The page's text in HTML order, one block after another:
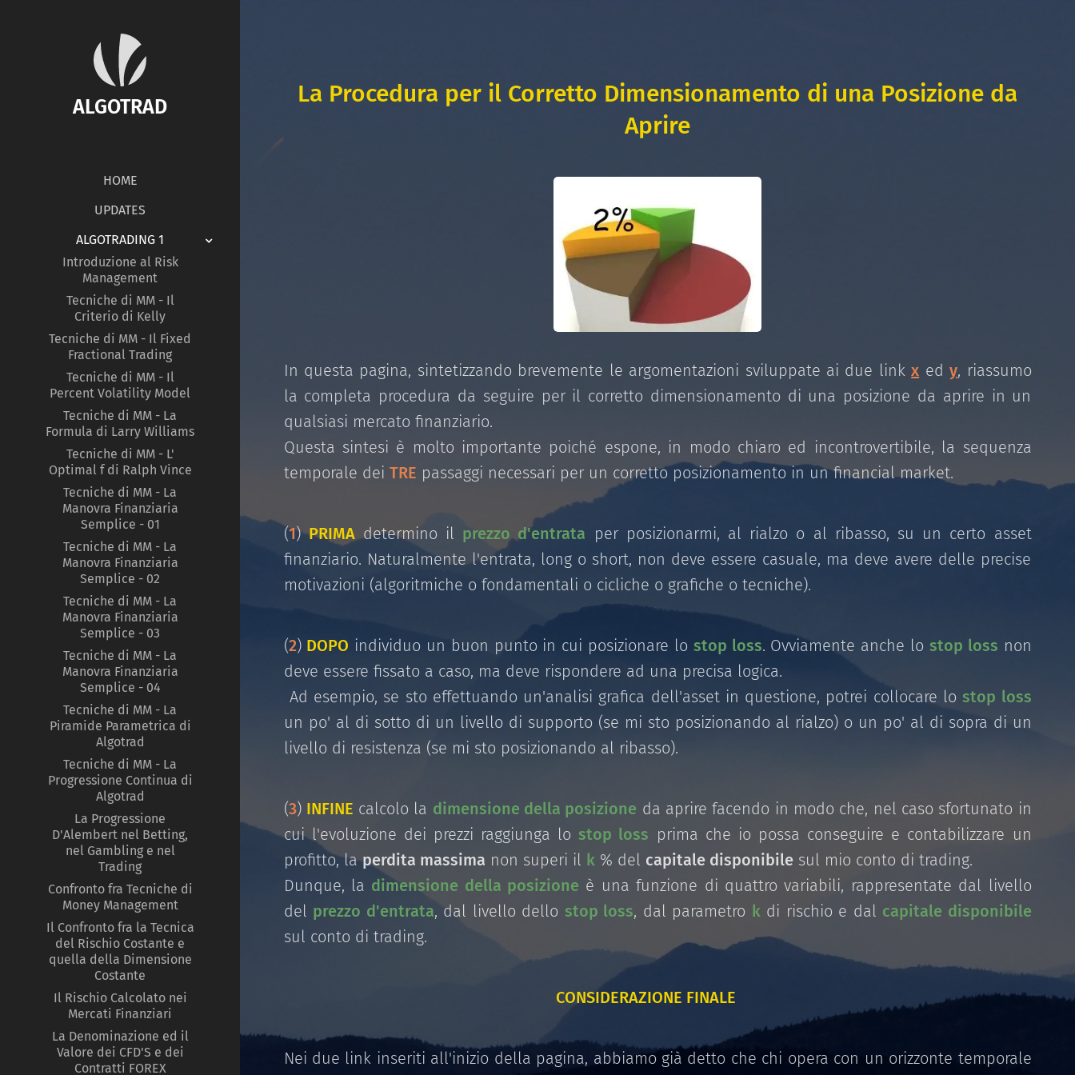
ALGOTRAD
HOME
UPDATES
ALGOTRADING 1
Introduzione al Risk
Management
Tecniche di MM - Il
Criterio di Kelly
Tecniche di MM - Il Fixed
Fractional Trading
Tecniche di MM - Il
Percent Volatility Model
Tecniche di MM - La
Formula di Larry Williams
Tecniche di MM - L'
Optimal f di Ralph Vince
Tecniche di MM - La
Manovra Finanziaria
Semplice - 01
Tecniche di MM - La
Manovra Finanziaria
Semplice - 02
Tecniche di MM - La
Manovra Finanziaria
Semplice - 03
Tecniche di MM - La
Manovra Finanziaria
Semplice - 04
Tecniche di MM - La
Piramide Parametrica di
Algotrad
Tecniche di MM - La
Progressione Continua di
Algotrad
La Progressione
D'Alembert nel Betting,
nel Gambling e nel
Trading
Confronto fra Tecniche di
Money Management
Il Confronto fra la Tecnica
del Rischio Costante e
quella della Dimensione
Costante
Il Rischio Calcolato nei
Mercati Finanziari
La Denominazione ed il
Valore dei CFD'S e dei
Contratti FOREX
La Procedura per il Corretto Dimensionamento di una Posizione da
Aprire
In questa pagina, sintetizzando brevemente le argomentazioni sviluppate ai due linkx edy, riassumo
la completa procedura da seguire per il corretto dimensionamento di una posizione da aprire in un
qualsiasi mercato finanziario.
Questa sintesi è molto importante poiché espone, in modo chiaro ed incontrovertibile, la sequenza
temporale dei TRE passaggi necessari per un corretto posizionamento in un financial market.
(1)PRIMAdetermino il prezzo d'entrata per posizionarmi, al rialzo o al ribasso, su un certo asset
finanziario. Naturalmente l'entrata, long o short, non deve essere casuale, ma deve avere delle precise
motivazioni (algoritmiche o fondamentali o cicliche o grafiche o tecniche).
(2) DOPO individuo un buon punto in cui posizionare lo stop loss. Ovviamente anche lo stop loss non
deve essere fissato a caso, ma deve rispondere ad una precisa logica.
Ad esempio, se sto effettuando un'analisi grafica dell'asset in questione, potrei collocare lostop loss
un po' al di sotto di un livello di supporto (se mi sto posizionando al rialzo) o un po' al di sopra di un
livello di resistenza (se mi sto posizionando al ribasso).
(3) INFINE calcolo la dimensione della posizione da aprire facendo in modo che, nel caso sfortunato in
cui l'evoluzione dei prezzi raggiunga lostop loss prima che io possa conseguire e contabilizzare un
profitto, laperdita massima non superi il k % del capitale disponibilesul mio conto di trading.
Dunque, la dimensione della posizione è una funzione di quattro variabili, rappresentate dal livello
del prezzo d'entrata, dal livello dello stop loss, dal parametro k di rischio e dal capitale disponibile
sul conto di trading.
CONSIDERAZIONE FINALE
Nei due link inseriti all'inizio della pagina, abbiamo già detto che chi opera con un orizzonte temporale